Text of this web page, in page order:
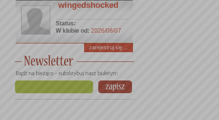
wingedshocked
Status:
W klubie od: 2026/08/07
zarejestruj się ...